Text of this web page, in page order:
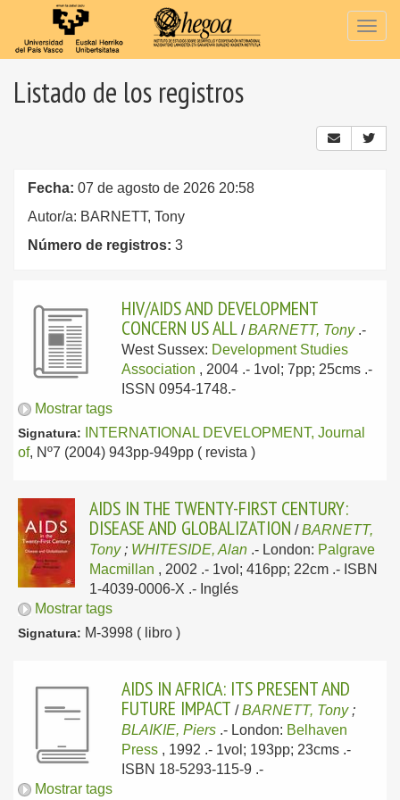
Listado de los registros
Fecha: 07 de agosto de 2026 20:58
Autor/a: BARNETT, Tony
Número de registros: 3
HIV/AIDS AND DEVELOPMENT
CONCERN US ALL /BARNETT, Tony .-
West Sussex: Development Studies
Association , 2004 .- 1vol; 7pp; 25cms .-
ISSN 0954-1748.-
Mostrar tags
Signatura:
INTERNATIONAL DEVELOPMENT, Journal
of, Nº7 (2004) 943pp-949pp ( revista )
AIDS IN THE TWENTY-FIRST CENTURY:
DISEASE AND GLOBALIZATION /BARNETT,
Tony; WHITESIDE, Alan .- London: Palgrave
Macmillan , 2002 .- 1vol; 416pp; 22cm .- ISBN
1-4039-0006-X .- Inglés
Mostrar tags
Signatura: M-3998 ( libro )
AIDS IN AFRICA: ITS PRESENT AND
FUTURE IMPACT /BARNETT, Tony;
BLAIKIE, Piers .- London: Belhaven
Press , 1992 .- 1vol; 193pp; 23cms .-
ISBN 18-5293-115-9 .-
Mostrar tags